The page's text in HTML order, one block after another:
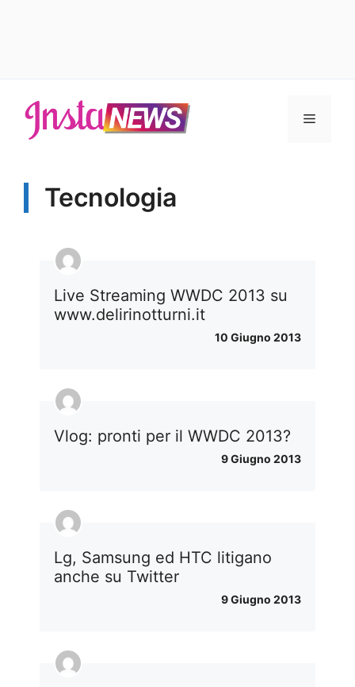
contenuto
Menu
Tecnologia
Live Streaming WWDC 2013 su
www.delirinotturni.it
10 Giugno 2013
Vlog: pronti per il WWDC 2013?
9 Giugno 2013
Lg, Samsung ed HTC litigano
anche su Twitter
9 Giugno 2013